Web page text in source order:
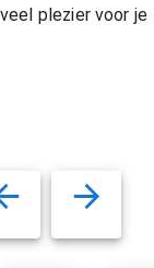
plezier voor je